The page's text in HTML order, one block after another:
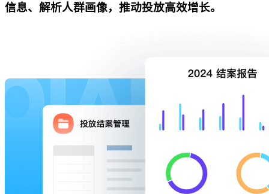
信息、解析人群画像，推动投放高效增长。